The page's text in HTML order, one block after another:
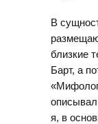
В
близкие
Барт, а
я, в